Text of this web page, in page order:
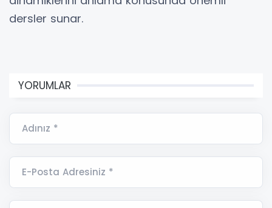
dersler sunar.
YORUMLAR
Adınız *
E-Posta Adresiniz *